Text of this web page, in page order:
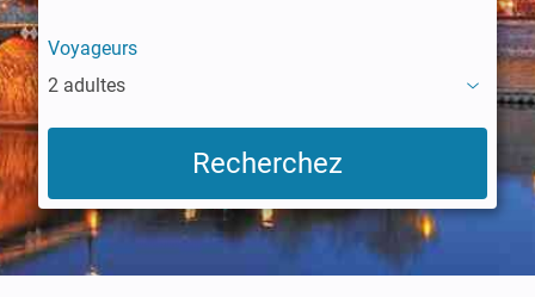
Voyageurs
2 adultes